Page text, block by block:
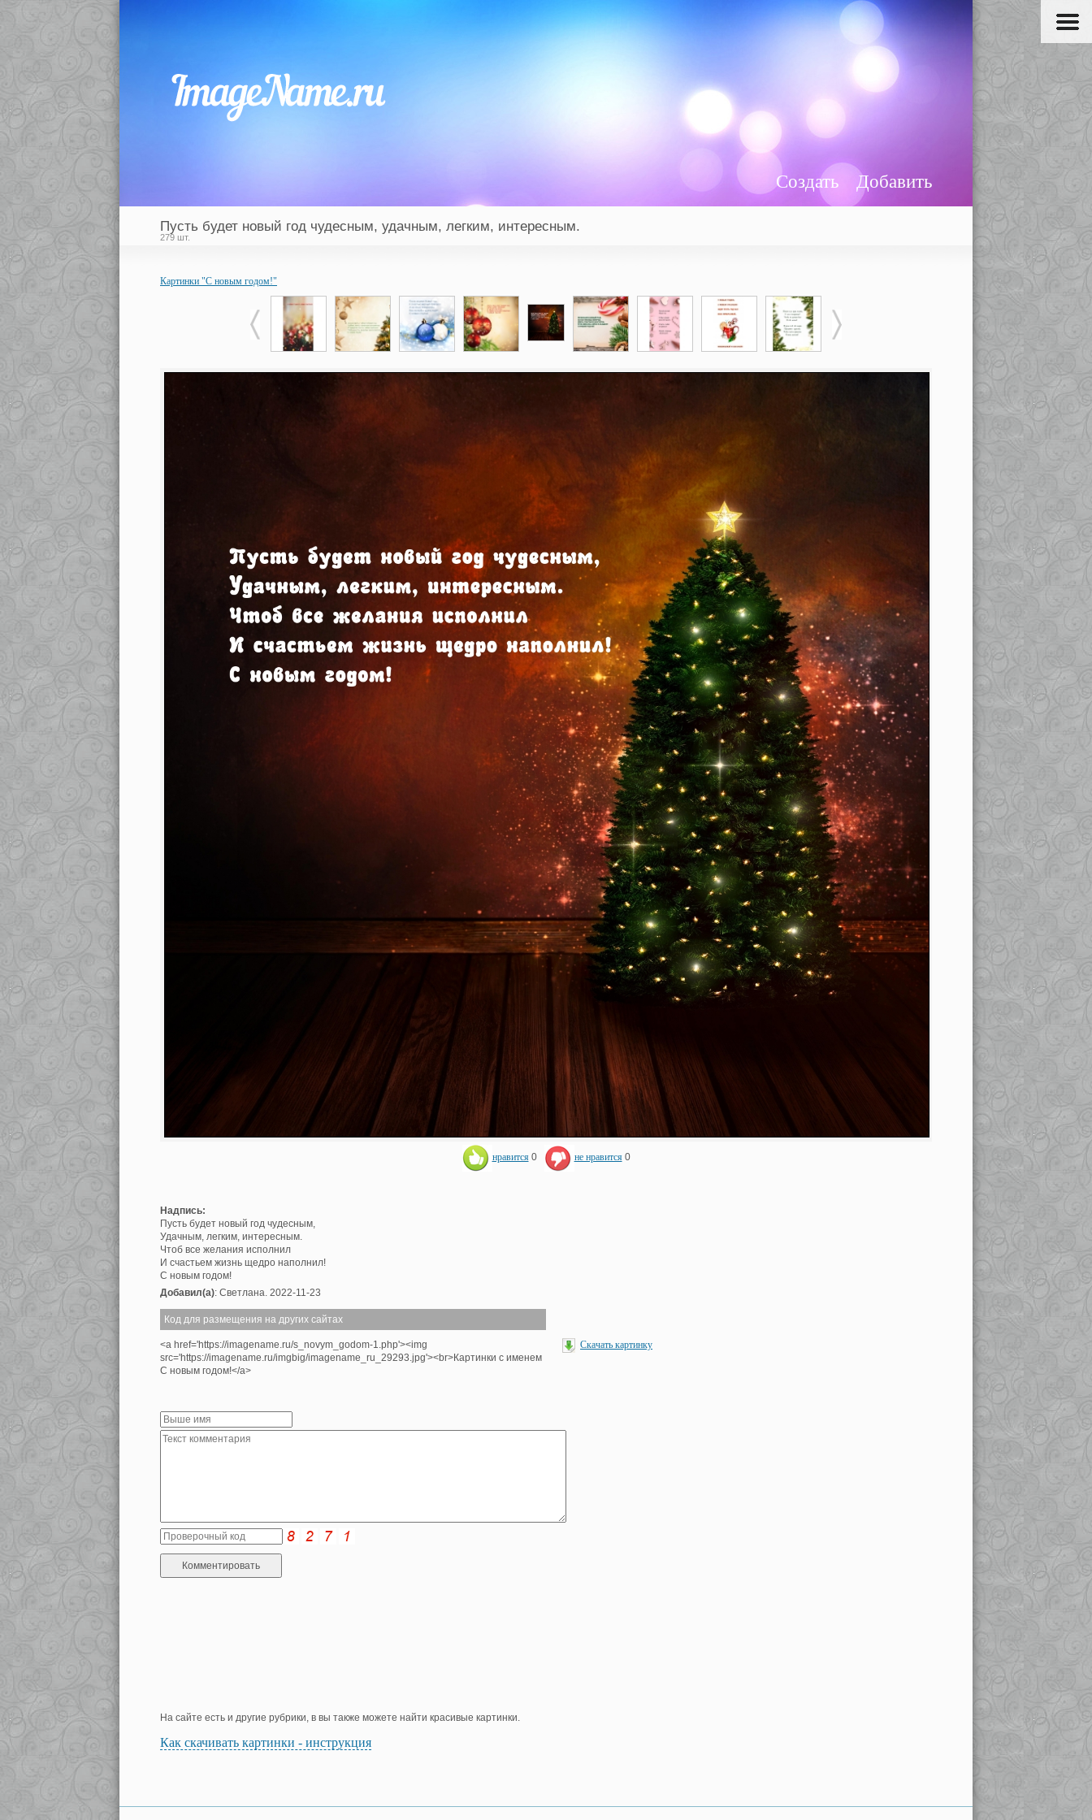
Добавить
Создать
Пусть будет новый год чудесным, удачным, легким, интересным.
279 шт.
Картинки "С новым годом!"
нравится 0 не нравится 0
Надпись:
Пусть будет новый год чудесным,
Удачным, легким, интересным.
Чтоб все желания исполнил
И счастьем жизнь щедро наполнил!
С новым годом!
Добавил(а): Светлана. 2022-11-23
Код для размещения на других сайтах
<a href='https://imagename.ru/s_novym_godom-1.php'><img
src='https://imagename.ru/imgbig/imagename_ru_29293.jpg'><br>Картинки с именем
С новым годом!</a>
Скачать картинку
На сайте есть и другие рубрики, в вы также можете найти красивые картинки.
Как скачивать картинки - инструкция